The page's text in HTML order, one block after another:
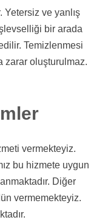
ve yanlış
bir arada
Temizlenmesi
zarar oluşturulmaz.
vermekteyiz.
bu hizmete uygun
Diğer
vermemekteyiz.